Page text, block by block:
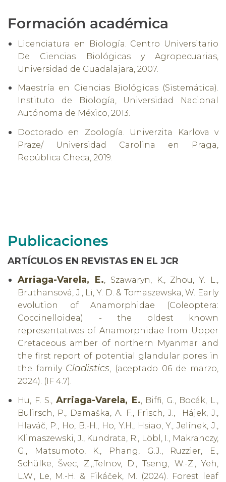
Formación académica
Licenciatura en Biología. Centro Universitario
De Ciencias Biológicas y Agropecuarias,
Universidad de Guadalajara, 2007.
Maestría en Ciencias Biológicas (Sistemática).
Instituto de Biología, Universidad Nacional
Autónoma de México, 2013.
Doctorado en Zoología. Univerzita Karlova v
Praze/ Universidad Carolina en Praga,
República Checa, 2019.
Publicaciones
ARTÍCULOS EN REVISTAS EN EL JCR
Arriaga-Varela, E., Szawaryn, K., Zhou, Y. L.,
Bruthansová, J., Li, Y. D. & Tomaszewska, W. Early
evolution of Anamorphidae (Coleoptera:
Coccinelloidea) - the oldest known
representatives of Anamorphidae from Upper
Cretaceous amber of northern Myanmar and
the first report of potential glandular pores in
the family Cladistics, (aceptado 06 de marzo,
2024). (IF 4.7).
Hu, F. S., Arriaga-Varela, E. , Biffi, G., Bocák, L.,
Bulirsch, P., Damaška, A. F., Frisch, J., Hájek, J.,
Hlaváč, P., Ho, B.-H., Ho, Y.H., Hsiao, Y., Jelínek, J.,
Klimaszewski, J., Kundrata, R., Löbl, I., Makranczy,
G., Matsumoto, K., Phang, G.J., Ruzzier, E.,
Schülke, Švec, Z.,,Telnov, D., Tseng, W.-Z., Yeh,
L.W., Le, M.-H. & Fikáček, M. (2024). Forest leaf